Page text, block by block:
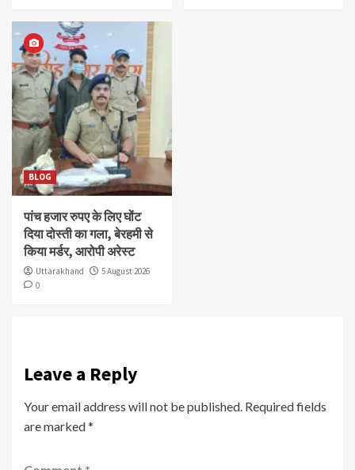
BLOG
पांच हजार रुपए के लिए घोंट
दिया दोस्ती का गला, बेरहमी से
किया मर्डर, आरोपी अरेस्ट
Uttarakhand
5 August 2026
0
Leave a Reply
Your email address will not be published. Required fields
are marked*